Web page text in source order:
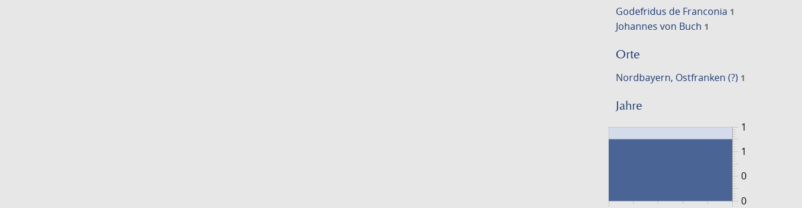
Godefridus de Franconia 1
Johannes von Buch 1
Orte
Nordbayern, Ostfranken (?) 1
Jahre
0
1
0
1